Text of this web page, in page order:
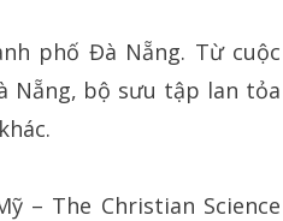
phố Đà Nẵng. Từ cuộc
Nẵng, bộ sưu tập lan tỏa
– The Christian Science